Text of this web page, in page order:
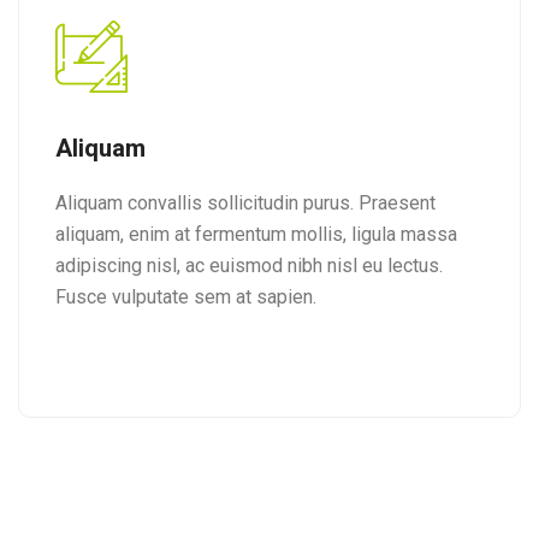
Aliquam
Aliquam convallis sollicitudin purus. Praesent
aliquam, enim at fermentum mollis, ligula massa
adipiscing nisl, ac euismod nibh nisl eu lectus.
Fusce vulputate sem at sapien.